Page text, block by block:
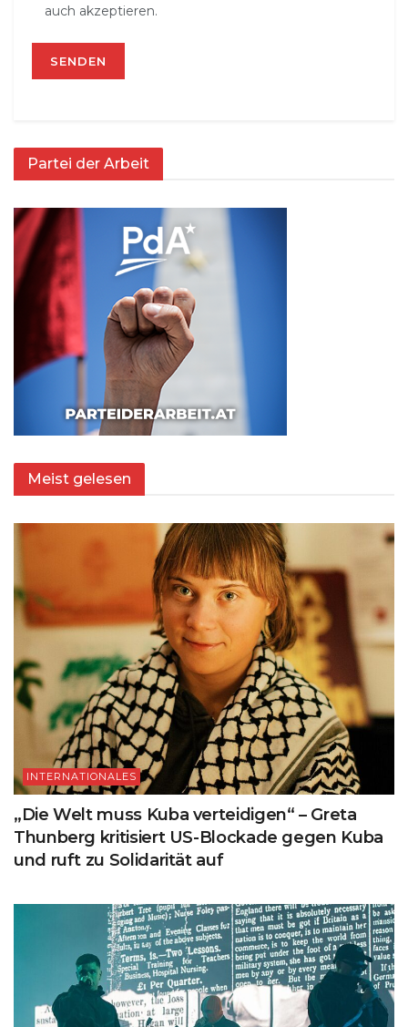
auch akzeptieren.
Partei der Arbeit
Meist gelesen
INTERNATIONALES
„Die Welt muss Kuba verteidigen“ – Greta
Thunberg kritisiert US-Blockade gegen Kuba
und ruft zu Solidarität auf